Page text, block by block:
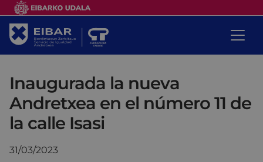
Inaugurada la nueva
Andretxea en el número 11 de
la calle Isasi
31/03/2023